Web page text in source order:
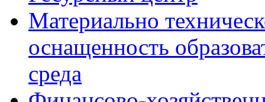
Материально
оснащенность
среда